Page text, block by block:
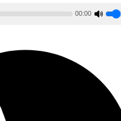
00:00